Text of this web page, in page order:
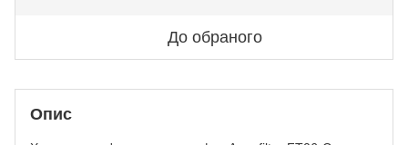
До обраного
Опис